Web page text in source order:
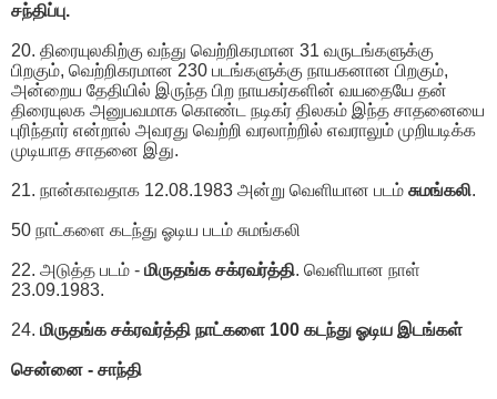
சந்திப்பு.
20. திரையுலகிற்கு வந்து வெற்றிகரமான 31 வருடங்களுக்கு
பிறகும், வெற்றிகரமான 230 படங்களுக்கு நாயகனான பிறகும்,
அன்றைய தேதியில் இருந்த பிற நாயகர்களின் வயதையே தன்
திரையுலக அனுபவமாக கொண்ட நடிகர் திலகம் இந்த சாதனையை
புரிந்தார் என்றால் அவரது வெற்றி வரலாற்றில் எவராலும் முறியடிக்க
முடியாத சாதனை இது.
21. நான்காவதாக 12.08.1983 அன்று வெளியான படம் சுமங்கலி.
50 நாட்களை கடந்து ஓடிய படம் சுமங்கலி
22. அடுத்த படம் - மிருதங்க சக்ரவர்த்தி. வெளியான நாள்
23.09.1983.
24. மிருதங்க சக்ரவர்த்தி நாட்களை 100 கடந்து ஓடிய இடங்கள்
சென்னை - சாந்தி